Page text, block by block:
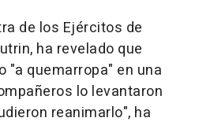
de los Ejércitos de
ha revelado que
"a quemarropa" en una
lo levantaron
reanimarlo", ha